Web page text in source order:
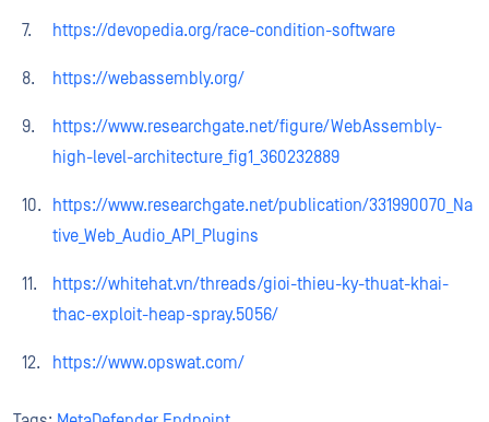
https://devopedia.org/race-condition-software
https://webassembly.org/
https://www.researchgate.net/figure/WebAssembly-
high-level-architecture_fig1_360232889
https://www.researchgate.net/publication/331990070_Na
tive_Web_Audio_API_Plugins
https://whitehat.vn/threads/gioi-thieu-ky-thuat-khai-
thac-exploit-heap-spray.5056/
https://www.opswat.com/